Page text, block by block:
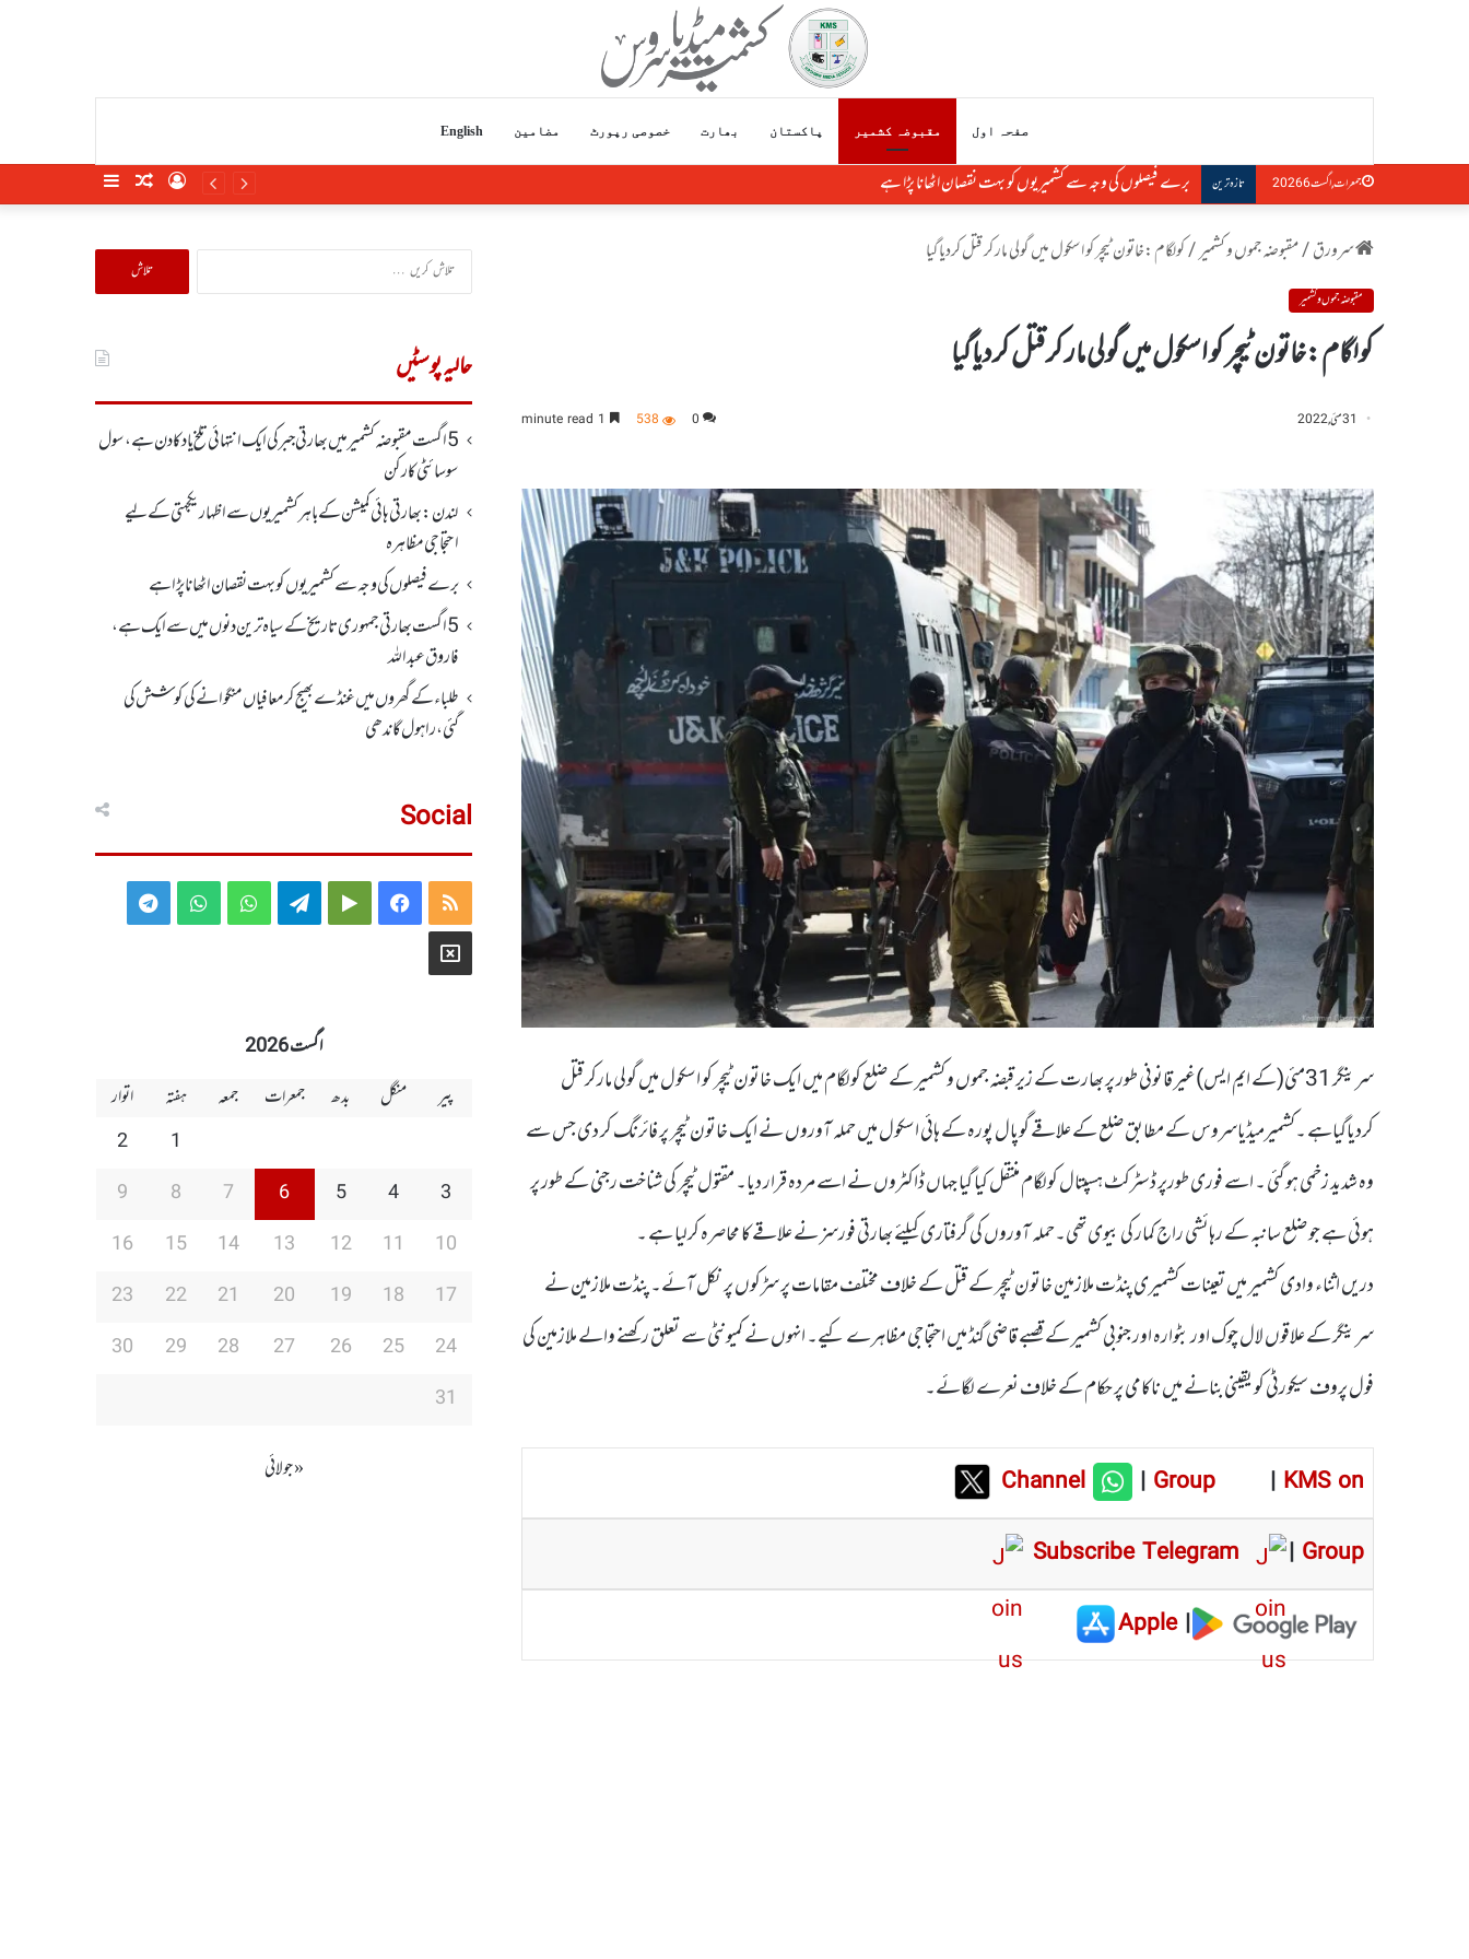
صفحہ اول مقبوضہ کشمیر پاکستان بھارت خصوصی رپورٹ مضامین English
جمعرات, اگست 6 2026 تازہ ترین برے فیصلوں کی وجہ سے کشمیریوں کو بہت نقصان اٹھانا پڑا ہے SidebarRandomLog
سرورق/مقبوضہ جموں و کشمیر/کولگام :خاتون ٹیچر کو اسکول میں گولی مار کر قتل کردیاگیا
مقبوضہ جموں و کشمیر
کولگام :خاتون ٹیچر کو اسکول میں گولی مار کر قتل کردیاگیا
31 مئی, 2022 0
538
سرینگر 31مئی(کے ایم ایس)غیر قانونی طور پر بھارت کے زیر قبضہ جموں و کشمیر کے ضلع کولگام میں ایک خاتون ٹیچر کو اسکول میں گولی مارکر قتل
کردیاگیاہے ۔کشمیرمیڈیاسروس کے مطابق ضلع کے علاقے گوپال پورہ کے ہائی اسکول میں حملہ آوروں نے ایک خاتون ٹیچر پر فائرنگ کر دی جس سے
وہ شدید زخمی ہو گئی ۔ اسے فوری طورپر ڈسٹرکٹ ہسپتال کولگام منتقل کیا گیا جہاں ڈاکٹروں نے اسے مردہ قرار دیا۔ مقتول ٹیچر کی شناخت رجنی کے طور پر
ہوئی ہے جو ضلع سانبہ کے رہائشی راج کمار کی بیوی تھی۔حملہ آوروں کی گرفتاری کیلئے بھارتی فورسز نے علاقے کا محاصرہ کرلیا ہے ۔
دریں اثناء وادی کشمیر میں تعینات کشمیری پنڈت ملازمین خاتون ٹیچر کے قتل کے خلاف مختلف مقامات پر سڑکوں پر نکل آئے۔ پنڈت ملازمین نے
سرینگر کے علاقوں لال چوک اور بٹوارہ اور جنوبی کشمیر کے قصبے قاضی گنڈ میں احتجاجی مظاہرے کیے۔ انہوں نے کمیونٹی سے تعلق رکھنے والے ملازمین کی
فول پروف سیکورٹی کو یقینی بنانے میں ناکامی پر حکام کے خلاف نعرے لگائے۔
Channel |Group | KMS on
Subscribe Telegram
| Group
|
Apple
تلاش
کریں
حالیہ پوسٹیں
5 اگست مقبوضہ کشمیر میں بھارتی جبر کی ایک انتہائی تلخ یاد کا دن ہے، سول
سوسائٹی کارکن
لندن : بھارتی ہائی کمیشن کے باہر کشمیریوں سے اظہار یکجہتی کے لیے
احتجاجی مظاہرہ
برے فیصلوں کی وجہ سے کشمیریوں کو بہت نقصان اٹھانا پڑا ہے
5اگست بھارتی جمہوری تاریخ کے سیاہ ترین دنوں میں سے ایک ہے،
فاروق عبداللہ
طلباء کے گھروں میں غنڈے بھیج کر معافیاں منگوانے کی کوشش کی
گئی،راہول گاندھی
Social
RSS
Facebook
Google
Telegram
WhatsApp
WhatsApp
Telegram
X
اگست 2026
پیر
منگل بدھ جمعرات جمعہ ہفتہ
اتوار
1
2
3
4
5
6
7
8
9
10
11
12
13
14
15
16
17
18
19
20
21
22
23
24
25
26
27
28
29
30
31
« جولائی